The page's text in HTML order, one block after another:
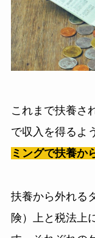
これまで扶養さ
で収入を得るよ
ミングで扶養か
扶養から外れる
険）上と税法上